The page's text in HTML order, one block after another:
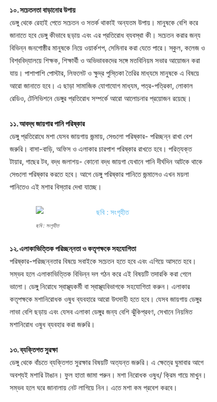
১০. সচেতনতা বাড়ানোর উপায়
ডেঙ্গু থেকে রেহাই পেতে সচেতন ও সতর্ক থাকাই অন্যতম উপায়। মানুষকে বেশি করে
জানাতে হবে ডেঙ্গু কীভাবে ছড়ায় এবং এর প্রতিরোধ ব্যবস্থা কী। সচেতন করার জন্য
বিভিন্ন জনগোষ্ঠীর মানুষকে নিয়ে ওয়ার্কশপ, সেমিনার করা যেতে পারে। স্কুল, কলেজ ও
বিশ্ববিদ্যালয়ে শিক্ষক, শিক্ষার্থী ও অভিভাবকদের সঙ্গে মতবিনিয়ম সভার আয়োজন করা
যায়। পাশাপাশি পোস্টার, লিফলেট ও ক্ষুদ্র পুস্তিকা তৈরির মাধ্যমে মানুষকে এ বিষয়ে
আরো জানাতে হবে। এ ছাড়া সামাজিক যোগাযোগ মাধ্যম, পত্র-পত্রিকা, লোকাল
রেডিও, টেলিভিশনে ডেঙ্গুর প্রতিরোধ সম্পর্কে আরো আলোচনার প্রয়োজন রয়েছে।
১১. আবদ্ধ জায়গার পানি পরিষ্কার
ডেঙ্গু প্রতিরোধে মশা যেসব জায়গায় জন্মায়, সেগুলো পরিষ্কার- পরিচ্ছন্ন রাখা বেশ
জরুরি। বাসা-বাড়ি, অফিস ও এলাকার চারপাশ পরিষ্কার রাখতে হবে। পরিত্যক্ত
টায়ার, গাছের টব, বদ্ধ জলাশয়- কোনো বদ্ধ জায়গা যেখানে পানি দীর্ঘদিন আটকে থাকে
সেগুলো পরিষ্কার করতে হবে। আগে ডেঙ্গু পরিষ্কার পানিতে জন্মালেও এখন ময়লা
পানিতেও এই মশার বিস্তার দেখা যাচ্ছে।
ছবি : সংগৃহীত
১২. এলাকাভিত্তিক পরিচ্ছন্নতা ও কতৃপক্ষকে সহযোগিতা
পরিষ্কার-পরিচ্ছন্নতার বিষয়ে সবাইকে সচেতন হতে হবে এবং এগিয়ে আসতে হবে।
সম্ভব হলে এলাকাভিত্তিক বিভিন্ন দল গঠন করে এই বিষয়টি তদারকি করা গেলে
ভালো। ডেঙ্গু নিরোধে স্বাস্থ্যকর্মী বা স্বাস্থ্যবিভাগকে সহযোগিতা করুন। এলাকার
কতৃপক্ষকে মশানিরোধক ওষুধ ব্যবহারে আরো উৎসাহী হতে হবে। যেসব জায়গায় ডেঙ্গুর
লাভা বেশি ছড়ায় এবং যেসব এলাকা ডেঙ্গুর জন্য বেশি ঝুঁকিপ্রবণ, সেখানে নিয়মিত
মশানিরোধ ওষুধ ব্যবহার করা জরুরি।
১৩. ব্যক্তিগত সুরক্ষা
ডেঙ্গু থেকে বাঁচতে ব্যক্তিগত সুরক্ষার বিষয়টি অত্যন্ত জরুরি। এ ক্ষেত্রে ঘুমাবার আগে
অবশ্যই মশারি টাঙান। ফুল হাতা জামা পরুন। মশা নিরোধক ওষুধ/ ক্রিম গায়ে মাখুন।
সম্ভব হলে ঘরে জানালায় নেট লাগিয়ে নিন। এতে মশা কম প্রবেশ করবে।